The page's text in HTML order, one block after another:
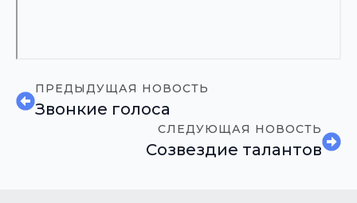
ПРЕДЫДУЩАЯ НОВОСТЬ
Звонкие голоса
СЛЕДУЮЩАЯ НОВОСТЬ
Созвездие талантов